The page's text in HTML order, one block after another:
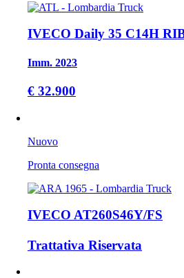
IVECO Daily 35 C14H
Imm. 2023
€ 32.900
Nuovo
Pronta consegna
IVECO AT260S46Y/FS
Trattativa Riservata